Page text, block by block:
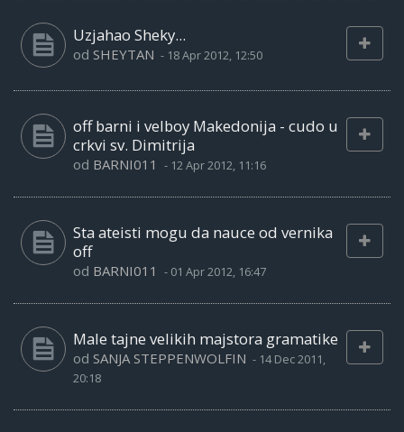
Uzjahao Sheky...
od SHEYTAN - 18 Apr 2012, 12:50
off barni i velboy Makedonija - cudo u
crkvi sv. Dimitrija
od BARNI011 - 12 Apr 2012, 11:16
Sta ateisti mogu da nauce od vernika
off
od BARNI011 - 01 Apr 2012, 16:47
Male tajne velikih majstora gramatike
od SANJA STEPPENWOLFIN - 14 Dec 2011,
20:18